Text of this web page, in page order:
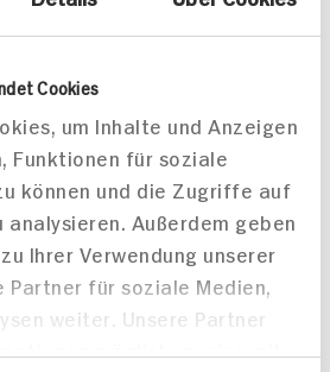
Cookies
um Inhalte und Anzeigen
Funktionen für soziale
können und die Zugriffe auf
analysieren. Außerdem geben
Ihrer Verwendung unserer
Partner für soziale Medien,
weiter. Unsere Partner
Kasseler in Dunkelbier-
Sauce